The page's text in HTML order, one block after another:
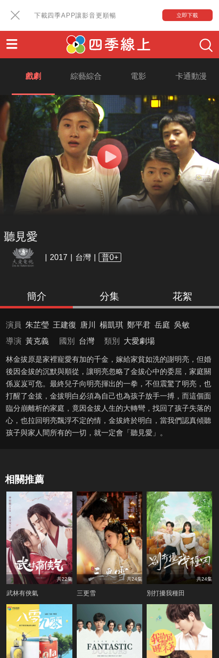
下載四季APP讓影音更順暢 立即下載
戲劇 綜藝綜合 電影 卡通動漫
聽見愛
2017 台灣 普0+
簡介 分集 花絮
演員 朱芷瑩 王建復 唐川 楊凱琪 鄭平君 岳庭 吳敏
導演 黃克義 國別 台灣 類別 大愛劇場
林金拔原是家裡寵愛有加的千金，嫁給家貧如洗的謝明亮，但婚
後因金拔的沉默與順從，讓明亮忽略了金拔心中的委屈，家庭關
係岌岌可危。最終兒子向明亮揮出的一拳，不但震驚了明亮，也
打醒了金拔，金拔明白必須為自己也為孩子放手一搏，而這個面
臨分崩離析的家庭，竟因金拔人生的大轉彎，找回了孩子失落的
心，也拉回明亮飄浮不定的情，金拔終於明白，當我們認真傾聽
孩子與家人間所有的一切，就一定會「聽見愛」。
相關推薦
共22集
武林有俠氣
共24集
三更雪
共24集
別打擾我種田